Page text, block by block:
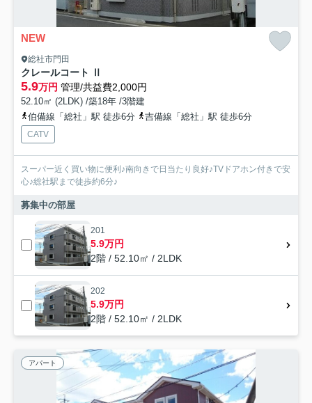
NEW
総社市門田
クレールコート Ⅱ
5.9万円 管理/共益費2,000円
52.10㎡ (2LDK) /築18年 /3階建
伯備線「総社」駅 徒歩6分
吉備線「総社」駅 徒歩6分
CATV
スーパー近く買い物に便利♪南向きで日当たり良好♪TVドアホン付きで安
心♪総社駅まで徒歩約6分♪
募集中の部屋
201
5.9万円
2階 / 52.10㎡ / 2LDK
202
5.9万円
2階 / 52.10㎡ / 2LDK
アパート